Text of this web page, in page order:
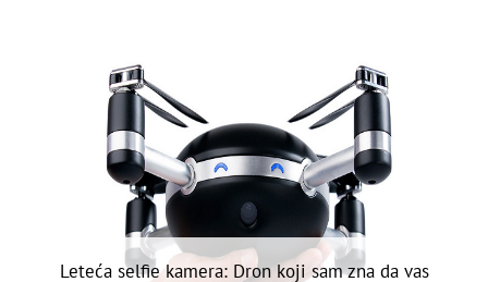
Leteća selfie kamera: Dron koji sam zna da vas